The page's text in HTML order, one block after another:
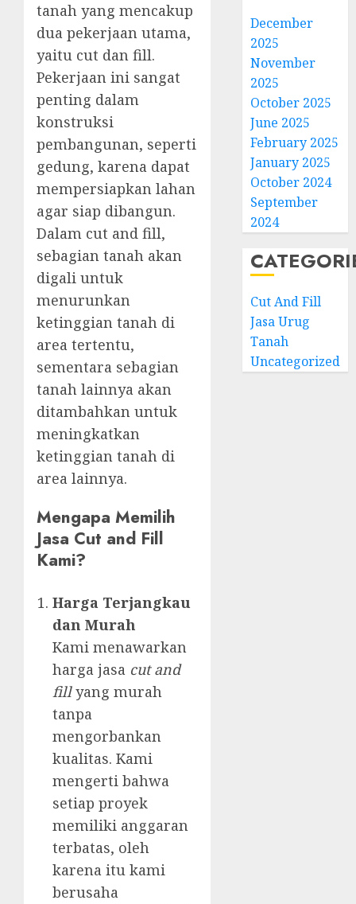
tanah yang mencakup
dua pekerjaan utama,
yaitu cut dan fill.
Pekerjaan ini sangat
penting dalam
konstruksi
pembangunan, seperti
gedung, karena dapat
mempersiapkan lahan
agar siap dibangun.
Dalam cut and fill,
sebagian tanah akan
digali untuk
menurunkan
ketinggian tanah di
area tertentu,
sementara sebagian
tanah lainnya akan
ditambahkan untuk
meningkatkan
ketinggian tanah di
area lainnya.
Mengapa Memilih
Jasa Cut and Fill
Kami?
Harga Terjangkau
dan Murah
Kami menawarkan
harga jasa cut and
fillyang murah
tanpa
mengorbankan
kualitas. Kami
mengerti bahwa
setiap proyek
memiliki anggaran
terbatas, oleh
karena itu kami
berusaha
December
2025
November
2025
October 2025
June 2025
February 2025
January 2025
October 2024
September
2024
Cut And Fill
Jasa Urug
Tanah
Uncategorized